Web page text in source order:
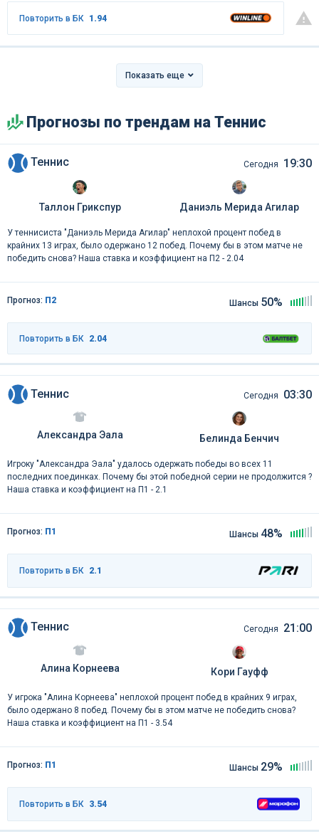
Повторить в БК 1.94
Показать еще
Прогнозы по трендам на Теннис
Теннис Сегодня 19:30
Таллон Грикспур Даниэль Мерида Агилар
У теннисиста "Даниэль Мерида Агилар" неплохой процент побед в
крайних 13 играх, было одержано 12 побед. Почему бы в этом матче не
победить снова? Наша ставка и коэффициент на П2 - 2.04
Прогноз: П2 Шансы 50%
Повторить в БК 2.04
Теннис Сегодня 03:30
Александра Эала Белинда Бенчич
Игроку "Александра Эала" удалось одержать победы во всех 11
последних поединках. Почему бы этой победной серии не продолжится ?
Наша ставка и коэффициент на П1 - 2.1
Прогноз: П1 Шансы 48%
Повторить в БК 2.1
Теннис Сегодня 21:00
Алина Корнеева Кори Гауфф
У игрока "Алина Корнеева" неплохой процент побед в крайних 9 играх,
было одержано 8 побед. Почему бы в этом матче не победить снова?
Наша ставка и коэффициент на П1 - 3.54
Прогноз: П1 Шансы 29%
Повторить в БК 3.54